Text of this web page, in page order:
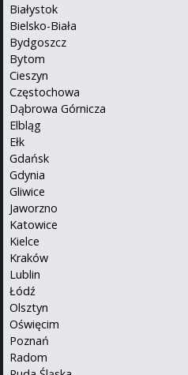
Białystok
Bielsko-Biała
Bydgoszcz
Bytom
Cieszyn
Częstochowa
Dąbrowa Górnicza
Elbląg
Ełk
Gdańsk
Gdynia
Gliwice
Jaworzno
Katowice
Kielce
Kraków
Lublin
Łódź
Olsztyn
Oświęcim
Poznań
Radom